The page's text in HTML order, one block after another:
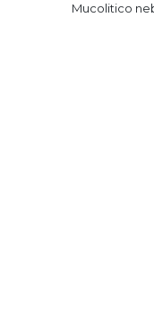
Mucolitico